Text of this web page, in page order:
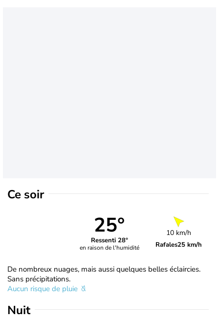
Ce soir
25°
Ressenti 28°
en raison de l'humidité
10 km/h
Rafales25 km/h
De nombreux nuages, mais aussi quelques belles éclaircies.
Sans précipitations.
Aucun risque de pluie
Nuit